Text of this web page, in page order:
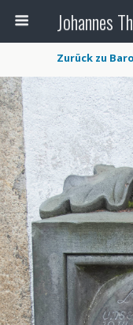
Zurück zu